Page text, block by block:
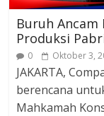
Buruh
Produksi
0 Oktober 3,
JAKARTA,
berencana
Mahkamah